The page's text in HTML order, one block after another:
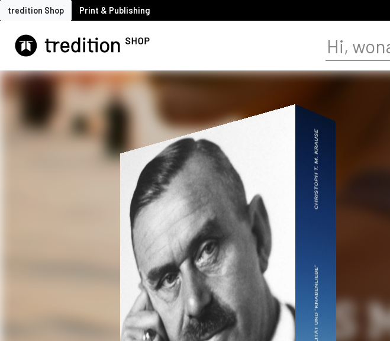
tredition Shop Print & Publishing